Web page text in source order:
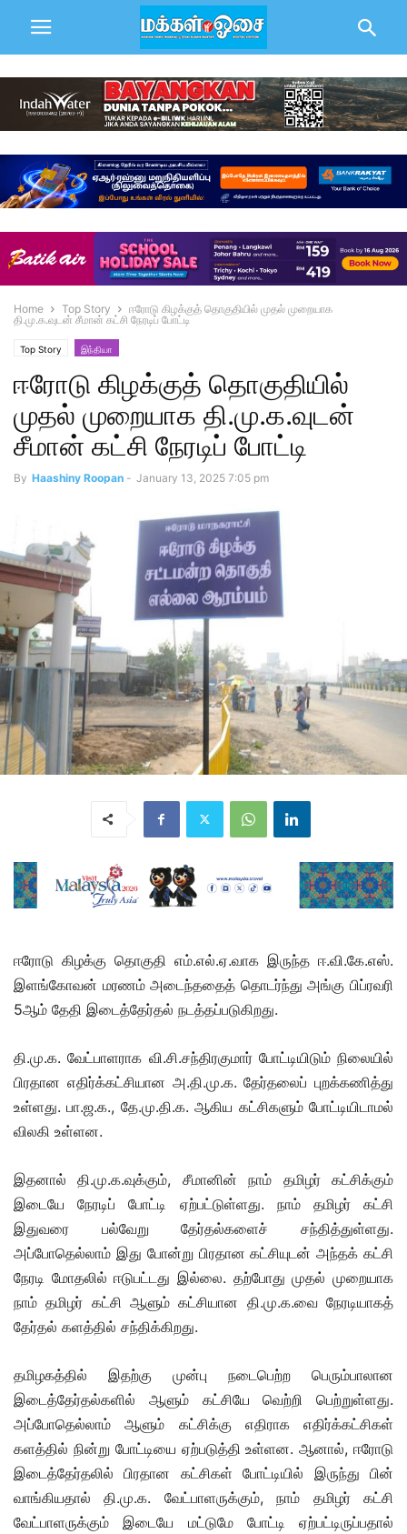
Home Top Story
ஈரோடு கிழக்குத் தொகுதியில் முதல் முறையாக
தி.மு.க.வுடன் சீமான் கட்சி நேரடிப் போட்டி
Top Story இந்தியா
ஈரோடு கிழக்குத் தொகுதியில்
முதல் முறையாக தி.மு.க.வுடன்
சீமான் கட்சி நேரடிப் போட்டி
By Haashiny Roopan - January 13, 2025 7:05 pm
ஈரோடு கிழக்கு தொகுதி எம்.எல்.ஏ.வாக இருந்த ஈ.வி.கே.எஸ்.
இளங்கோவன் மரணம் அடைந்ததைத் தொடர்ந்து அங்கு பிப்ரவரி
5ஆம் தேதி இடைத்தேர்தல் நடத்தப்படுகிறது.
தி.மு.க. வேட்பாளராக வி.சி.சந்திரகுமார் போட்டியிடும் நிலையில்
பிரதான எதிர்க்கட்சியான அ.தி.மு.க. தேர்தலைப் புறக்கணித்து
உள்ளது. பா.ஜ.க., தே.மு.தி.க. ஆகிய கட்சிகளும் போட்டியிடாமல்
விலகி உள்ளன.
இதனால் தி.மு.க.வுக்கும், சீமானின் நாம் தமிழர் கட்சிக்கும்
இடையே நேரடிப் போட்டி ஏற்பட்டுள்ளது. நாம் தமிழர் கட்சி
இதுவரை பல்வேறு தேர்தல்களைச் சந்தித்துள்ளது.
அப்போதெல்லாம் இது போன்று பிரதான கட்சியுடன் அந்தக் கட்சி
நேரடி மோதலில் ஈடுபட்டது இல்லை. தற்போது முதல் முறையாக
நாம் தமிழர் கட்சி ஆளும் கட்சியான தி.மு.க.வை நேரடியாகத்
தேர்தல் களத்தில் சந்திக்கிறது.
தமிழகத்தில் இதற்கு முன்பு நடைபெற்ற பெரும்பாலான
இடைத்தேர்தல்களில் ஆளும் கட்சியே வெற்றி பெற்றுள்ளது.
அப்போதெல்லாம் ஆளும் கட்சிக்கு எதிராக எதிர்க்கட்சிகள்
களத்தில் நின்று போட்டியை ஏற்படுத்தி உள்ளன. ஆனால், ஈரோடு
இடைத்தேர்தலில் பிரதான கட்சிகள் போட்டியில் இருந்து பின்
வாங்கியதால் தி.மு.க. வேட்பாளருக்கும், நாம் தமிழர் கட்சி
வேட்பாளருக்கும் இடையே மட்டுமே போட்டி ஏற்பட்டிருப்பதால்